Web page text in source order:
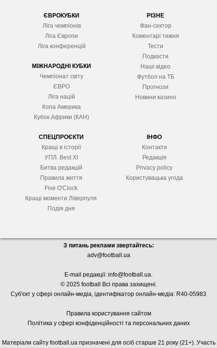
ЄВРОКУБКИ
Ліга чемпіонів
Ліга Європи
Ліга конференцій
МІЖНАРОДНІ КУБКИ
Чемпіонат світу
ЄВРО
Ліга націй
Копа Америка
Кубок Африки (КАН)
РІЗНЕ
Фан-сектор
Коментарі тижня
Тести
Подкасти
Наші відео
Футбол на ТБ
Прогнози
Новини казино
СПЕЦПРОЄКТИ
Кращі в історії
УПЛ. Best XІ
Битва редакцій
Правила життя
Five O'Clock
Кращі моменти Ліверпуля
Подія дня
ІНФО
Контакти
Редакція
Privacy policy
Користувацька угода
З питань реклами звертайтесь:
adv@football.ua
E-mail редакції: info@football.ua.
© 2025 football Всі права захищені.
Суб'єкт у сфері онлайн-медіа, ідентифікатор онлайн-медіа: R40-05983
Правила користування сайтом
Політика у сфері конфіденційності та персональних даних
Матеріали сайту football.ua призначені для осіб старше 21 року (21+). Участь